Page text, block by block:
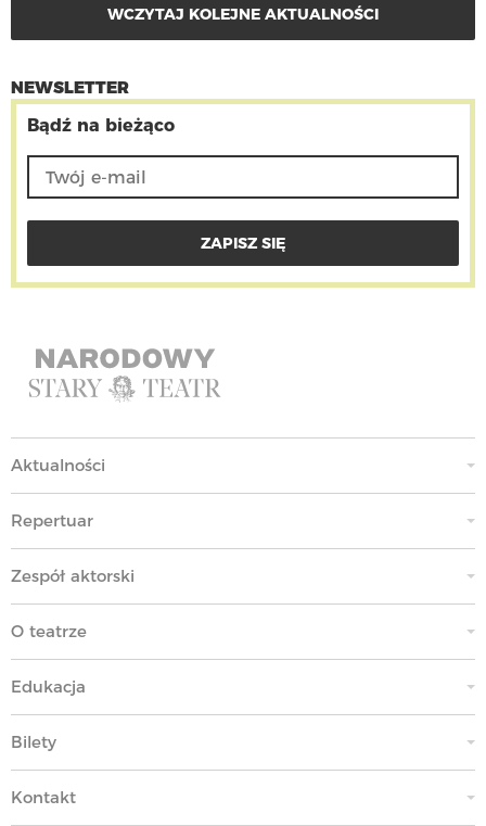
WCZYTAJ KOLEJNE AKTUALNOŚCI
NEWSLETTER
Bądź na bieżąco
Aktualności
Repertuar
Zespół aktorski
O teatrze
Edukacja
Bilety
Kontakt